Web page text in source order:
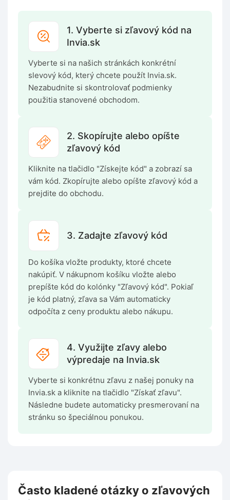
1. Vyberte si zľavový kód na
Invia.sk
Vyberte si na našich stránkách konkrétní
slevový kód, který chcete použít Invia.sk.
Nezabudnite si skontrolovať podmienky
použitia stanovené obchodom.
2. Skopírujte alebo opíšte
zľavový kód
Kliknite na tlačidlo "Získejte kód" a zobrazí sa
vám kód. Zkopírujte alebo opíšte zľavový kód a
prejdite do obchodu.
3. Zadajte zľavový kód
Do košíka vložte produkty, ktoré chcete
nakúpiť. V nákupnom košíku vložte alebo
prepíšte kód do kolónky "Zľavový kód". Pokiaľ
je kód platný, zľava sa Vám automaticky
odpočíta z ceny produktu alebo nákupu.
4. Využijte zľavy alebo
výpredaje na Invia.sk
Vyberte si konkrétnu zľavu z našej ponuky na
Invia.sk a kliknite na tlačidlo "Získať zľavu".
Následne budete automaticky presmerovaní na
stránku so špeciálnou ponukou.
Často kladené otázky o zľavových